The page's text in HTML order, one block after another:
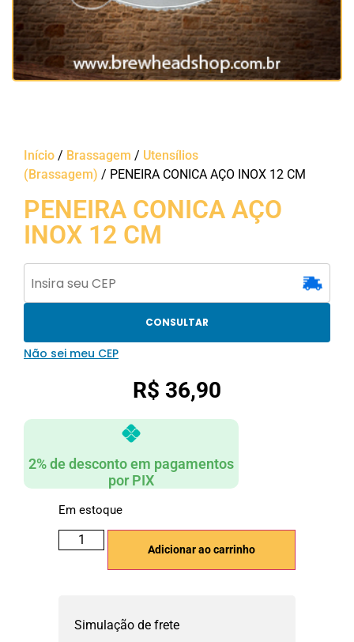
Início / Brassagem / Utensílios
(Brassagem) / PENEIRA CONICA AÇO INOX 12 CM
PENEIRA CONICA AÇO
INOX 12 CM
CONSULTAR
Não sei meu CEP
R$ 36,90
2% de desconto em pagamentos
por PIX
Em estoque
Adicionar ao carrinho
Simulação de frete